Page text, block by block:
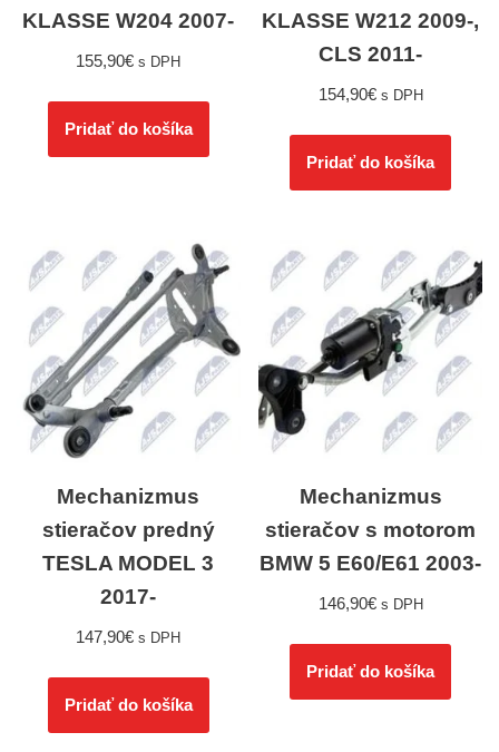
KLASSE W204 2007-
155,90€ s DPH
Pridať do košíka
KLASSE W212 2009-,
CLS 2011-
154,90€ s DPH
Pridať do košíka
Mechanizmus
stieračov predný
TESLA MODEL 3
2017-
147,90€ s DPH
Pridať do košíka
Mechanizmus
stieračov s motorom
BMW 5 E60/E61 2003-
146,90€ s DPH
Pridať do košíka